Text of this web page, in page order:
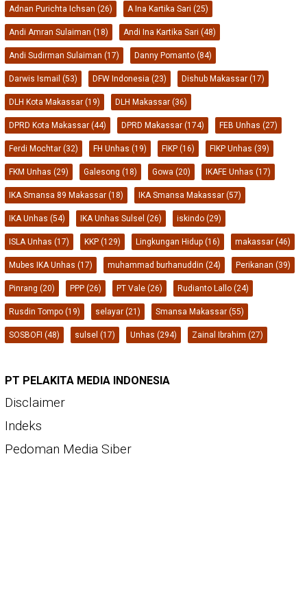
Adnan Purichta Ichsan (26) A Ina Kartika Sari (25)
Andi Amran Sulaiman (18) Andi Ina Kartika Sari (48)
Andi Sudirman Sulaiman (17) Danny Pomanto (84)
Darwis Ismail (53) DFW Indonesia (23) Dishub Makassar (17)
DLH Kota Makassar (19) DLH Makassar (36)
DPRD Kota Makassar (44) DPRD Makassar (174) FEB Unhas (27)
Ferdi Mochtar (32) FH Unhas (19) FIKP (16) FIKP Unhas (39)
FKM Unhas (29) Galesong (18) Gowa (20) IKAFE Unhas (17)
IKA Smansa 89 Makassar (18) IKA Smansa Makassar (57)
IKA Unhas (54) IKA Unhas Sulsel (26) iskindo (29)
ISLA Unhas (17) KKP (129) Lingkungan Hidup (16) makassar (46)
Mubes IKA Unhas (17) muhammad burhanuddin (24) Perikanan (39)
Pinrang (20) PPP (26) PT Vale (26) Rudianto Lallo (24)
Rusdin Tompo (19) selayar (21) Smansa Makassar (55)
SOSBOFI (48) sulsel (17) Unhas (294) Zainal Ibrahim (27)
PT PELAKITA MEDIA INDONESIA
Disclaimer
Indeks
Pedoman Media Siber